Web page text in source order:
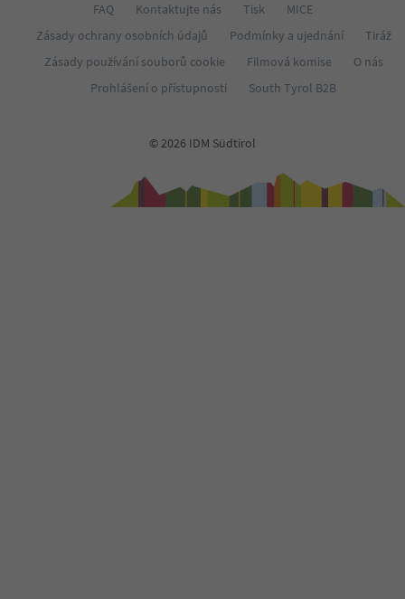
FAQ Kontaktujte nás Tisk
MICE
Zásady ochrany osobních údajů
Podmínky a ujednání
Tiráž
Zásady používání souborů cookie
Filmová komise
O nás
Prohlášení o přístupnosti
South Tyrol B2B
© 2026 IDM Südtirol